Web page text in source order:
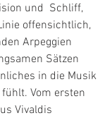
und  Schliff,
offensichtlich,
Arpeggien
Sätzen
in die Musik
Vom ersten
Vivaldis